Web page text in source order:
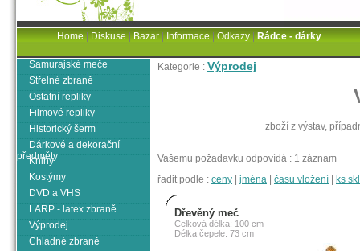
Kategorie : Výprodej
zboží z výstav,
Vašemu požadavku odpovídá : 1 záznam
řadit podle : ceny jména času vložení ks
Dřevěný meč
Celková délka: 100 cm
Délka čepele: 73 cm
Samurajské meče
Střelné zbraně
Ostatní repliky
Filmové repliky
Historický šerm
Dárkové a dekorační
předměty
Knihy
Kostýmy
DVD a VHS
LARP - latex zbraně
Výprodej
Chladné zbraně
Home|Diskuse|Bazar|Informace|Odkazy|Rádce - dárky